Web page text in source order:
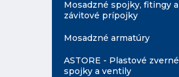
Mosadzné spojky, fitingy a
závitové prípojky
Mosadzné armatúry
ASTORE - Plastové zverné
spojky a ventily